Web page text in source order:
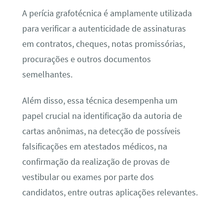
A perícia grafotécnica é amplamente utilizada
para verificar a autenticidade de assinaturas
em contratos, cheques, notas promissórias,
procurações e outros documentos
semelhantes.
Além disso, essa técnica desempenha um
papel crucial na identificação da autoria de
cartas anônimas, na detecção de possíveis
falsificações em atestados médicos, na
confirmação da realização de provas de
vestibular ou exames por parte dos
candidatos, entre outras aplicações relevantes.